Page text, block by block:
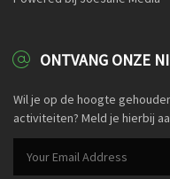
ONTVANG ONZE
Wil je op de hoogte
activiteiten? Meld je hierbij